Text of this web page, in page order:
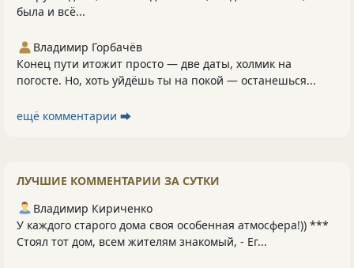
была и всё...
Владимир Горбачёв
Конец пути итожит просто — две даты, холмик на
погосте. Но, хоть уйдёшь ты на покой — останешься...
ещё комментарии ⮕
ЛУЧШИЕ КОММЕНТАРИИ ЗА СУТКИ
Владимир Кириченко
У каждого старого дома своя особенная атмосфера!)) ***
Стоял тот дом, всем жителям знакомый, - Ег...